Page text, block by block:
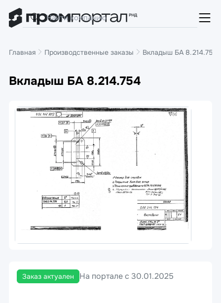
Главная Производственные заказы Вкладыш БА 8.214.754
Вкладыш БА 8.214.754
Заказ актуален На портале с 30.01.2025